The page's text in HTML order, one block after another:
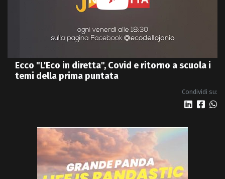
Ecco "L'Eco in diretta", Covid e ritorno a scuola i
temi della prima puntata
Condividi su: